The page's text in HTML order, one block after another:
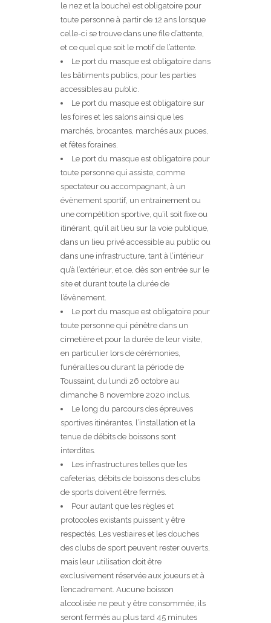
le nez et la bouche) est obligatoire pour
toute personne à partir de 12 ans lorsque
celle-ci se trouve dans une file d’attente,
et ce quel que soit le motif de l’attente.
Le port du masque est obligatoire dans
les bâtiments publics, pour les parties
accessibles au public.
Le port du masque est obligatoire sur
les foires et les salons ainsi que les
marchés, brocantes, marchés aux puces,
et fêtes foraines.
Le port du masque est obligatoire pour
toute personne qui assiste, comme
spectateur ou accompagnant, à un
évènement sportif, un entrainement ou
une compétition sportive, qu’il soit fixe ou
itinérant, qu’il ait lieu sur la voie publique,
dans un lieu privé accessible au public ou
dans une infrastructure, tant à l’intérieur
qu’à l’extérieur, et ce, dès son entrée sur le
site et durant toute la durée de
l’évènement.
Le port du masque est obligatoire pour
toute personne qui pénètre dans un
cimetière et pour la durée de leur visite,
en particulier lors de cérémonies,
funérailles ou durant la période de
Toussaint, du lundi 26 octobre au
dimanche 8 novembre 2020 inclus.
Le long du parcours des épreuves
sportives itinérantes, l’installation et la
tenue de débits de boissons sont
interdites.
Les infrastructures telles que les
cafeterias, débits de boissons des clubs
de sports doivent être fermés.
Pour autant que les règles et
protocoles existants puissent y être
respectés, Les vestiaires et les douches
des clubs de sport peuvent rester ouverts,
mais leur utilisation doit être
exclusivement réservée aux joueurs et à
l’encadrement. Aucune boisson
alcoolisée ne peut y être consommée, ils
seront fermés au plus tard 45 minutes